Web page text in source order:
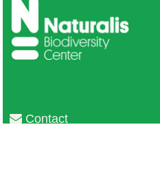
Contact